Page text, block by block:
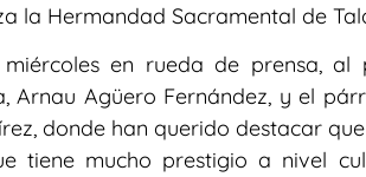
la Hermandad Sacramental de
en rueda de prensa, al
Arnau Agüero Fernández, y el
donde han querido destacar
tiene mucho prestigio a nivel